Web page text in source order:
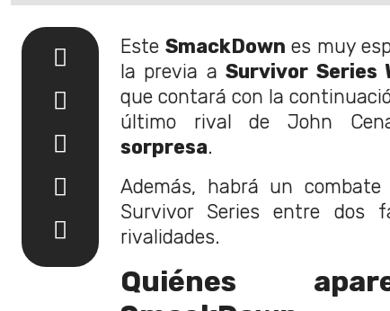
Este SmackDown es muy
la previa aSurvivor Series
que contará con la
último rival de John
sorpresa.
Además, habrá un combate
Survivor Series entre dos
rivalidades.
Quiénes